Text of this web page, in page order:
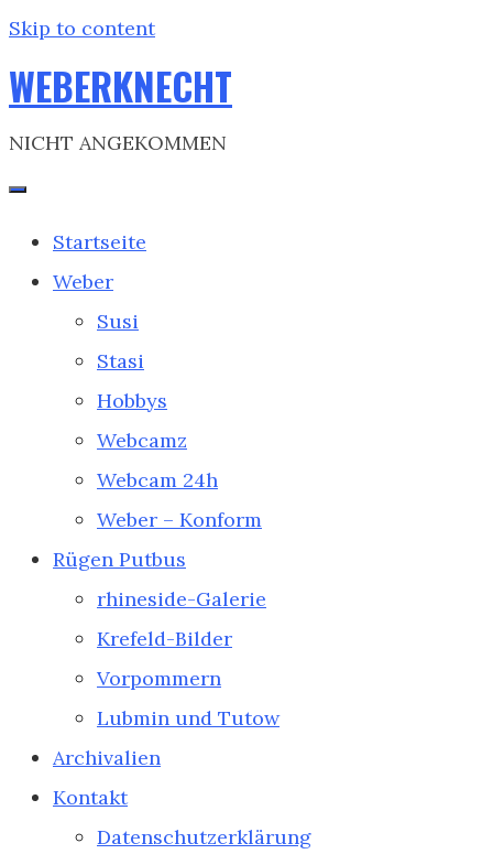
Skip to content
WEBERKNECHT
NICHT ANGEKOMMEN
Startseite
Weber
Susi
Stasi
Hobbys
Webcamz
Webcam 24h
Weber – Konform
Rügen Putbus
rhineside-Galerie
Krefeld-Bilder
Vorpommern
Lubmin und Tutow
Archivalien
Kontakt
Datenschutzerklärung